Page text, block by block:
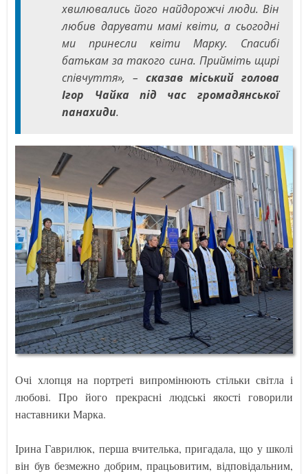
хвилювались його найдорожчі люди. Він
любив дарувати мамі квіти, а сьогодні
ми принесли квіти Марку. Спасибі
батькам за такого сина. Прийміть щирі
співчуття», – сказав міський голова
Ігор Чайка під час громадянської
панахиди.
Очі хлопця на портреті випромінюють стільки світла і
любові. Про його прекрасні людські якості говорили
наставники Марка.
Ірина Гаврилюк, перша вчителька, пригадала, що у школі
він був безмежно добрим, працьовитим, відповідальним,